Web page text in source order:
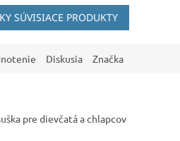
SÚVISIACE PRODUKTY
Diskusia Značka
pre dievčatá a chlapcov